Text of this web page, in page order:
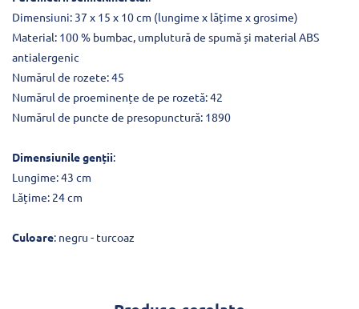
Dimensiuni: 37 x 15 x 10 cm (lungime x lățime x grosime)
Material: 100 % bumbac, umplutură de spumă și material ABS
antialergenic
Numărul de rozete: 45
Numărul de proeminențe de pe rozetă: 42
Numărul de puncte de presopunctură: 1890
Dimensiunile genții:
Lungime: 43 cm
Lățime: 24 cm
Culoare: negru - turcoaz